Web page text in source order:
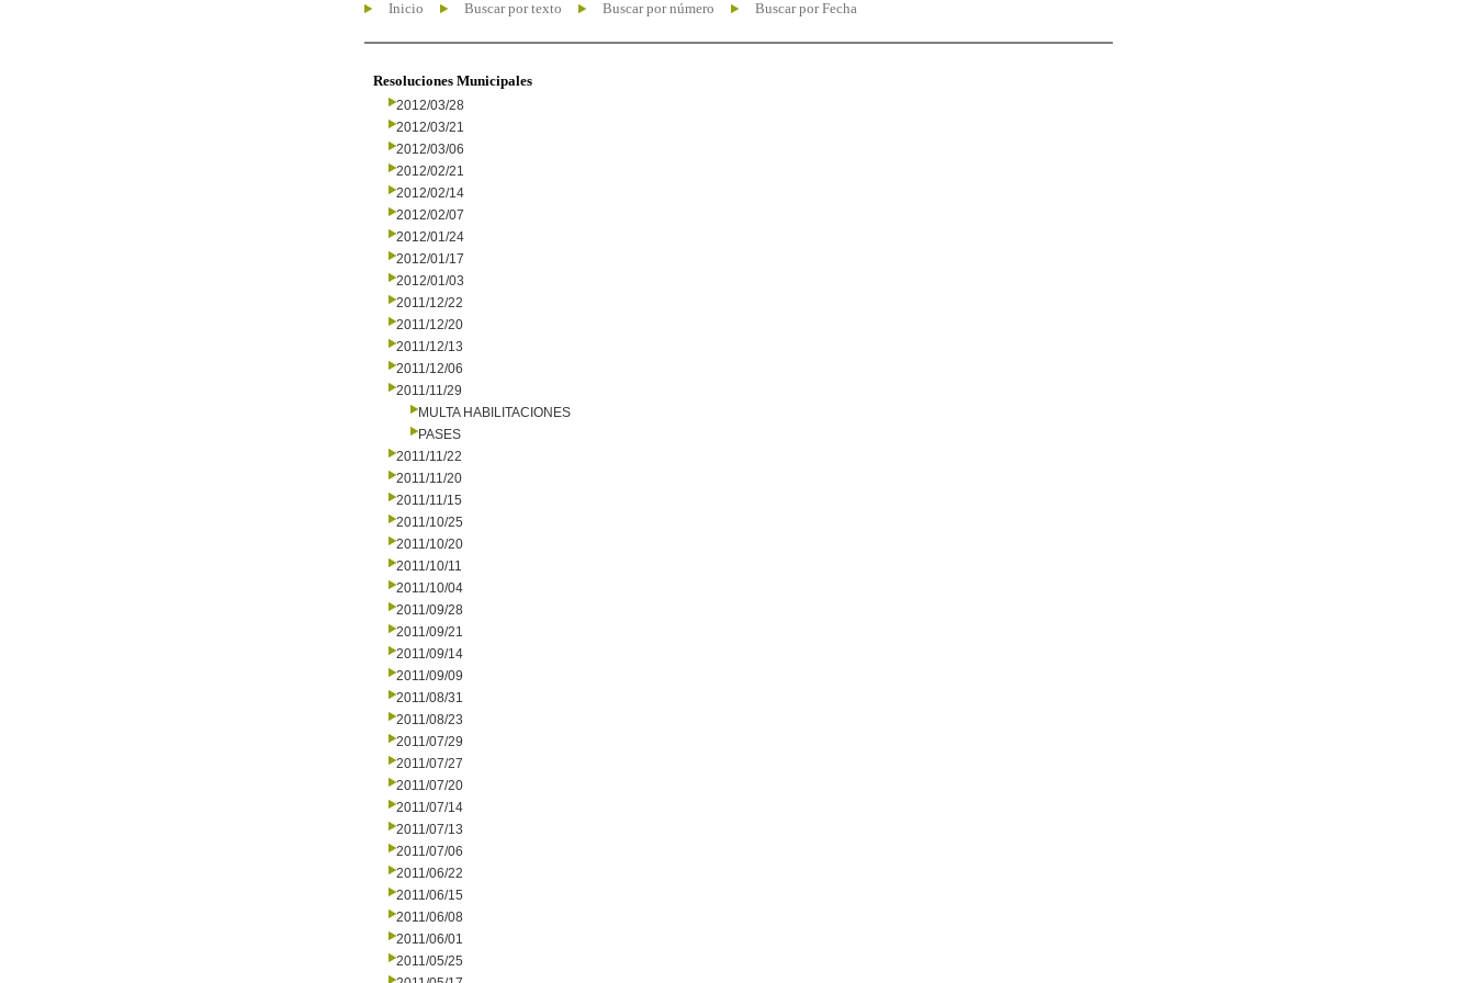
Inicio Buscar por texto Buscar por número Buscar por Fecha
Resoluciones Municipales
2012/03/28
2012/03/21
2012/03/06
2012/02/21
2012/02/14
2012/02/07
2012/01/24
2012/01/17
2012/01/03
2011/12/22
2011/12/20
2011/12/13
2011/12/06
2011/11/29
MULTA HABILITACIONES
PASES
2011/11/22
2011/11/20
2011/11/15
2011/10/25
2011/10/20
2011/10/11
2011/10/04
2011/09/28
2011/09/21
2011/09/14
2011/09/09
2011/08/31
2011/08/23
2011/07/29
2011/07/27
2011/07/20
2011/07/14
2011/07/13
2011/07/06
2011/06/22
2011/06/15
2011/06/08
2011/06/01
2011/05/25